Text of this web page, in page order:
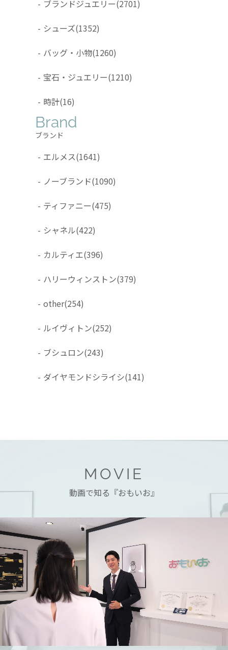
- ブランドジュエリー(2701)
- シューズ(1352)
- バッグ・小物(1260)
- 宝石・ジュエリー(1210)
- 時計(16)
Brand
ブランド
- エルメス(1641)
- ノーブランド(1090)
- ティファニー(475)
- シャネル(422)
- カルティエ(396)
- ハリーウィンストン(379)
- other(254)
- ルイヴィトン(252)
- ブシュロン(243)
- ダイヤモンドシライシ(141)
MOVIE
動画で知る『おもいお』